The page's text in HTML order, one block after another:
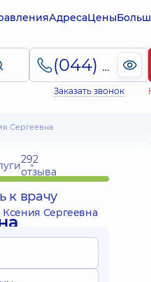
АдресаЦены
(044) 495-2-888
Заказать звонок
Сергеевна
292
отзыва
к врачу
Ксения Сергеевна